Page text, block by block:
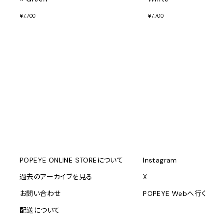
¥7,700 ¥7,700
POPEYE ONLINE STOREについて
過去のアーカイブを見る
お問い合わせ
配送について
Instagram
X
POPEYE Webへ行く